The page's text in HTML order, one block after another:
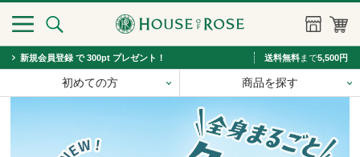
新規会員登録 で 300pt プレゼント！ 送料無料まで5,500円
初めての方 商品を探す